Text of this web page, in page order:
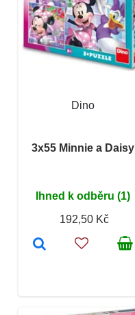
Dino
3x55 Minnie a Daisy
Ihned k odběru (1)
192,50 Kč